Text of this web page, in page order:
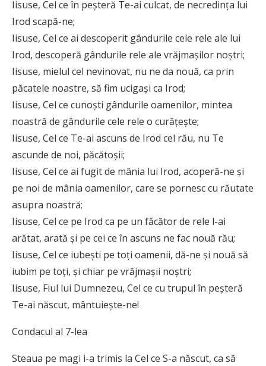
Iisuse, Cel ce în peşteră Te-ai culcat, de necredinţa lui
Irod scapă-ne;
Iisuse, Cel ce ai descoperit gândurile cele rele ale lui
Irod, descoperă gândurile rele ale vrăjmaşilor noştri;
Iisuse, mielul cel nevinovat, nu ne da nouă, ca prin
păcatele noastre, să fim ucigaşi ca Irod;
Iisuse, Cel ce cunoşti gândurile oamenilor, mintea
noastră de gândurile cele rele o curăţeşte;
Iisuse, Cel ce Te-ai ascuns de Irod cel rău, nu Te
ascunde de noi, păcătoşii;
Iisuse, Cel ce ai fugit de mânia lui Irod, acoperă-ne şi
pe noi de mânia oamenilor, care se pornesc cu răutate
asupra noastră;
Iisuse, Cel ce pe Irod ca pe un făcător de rele l-ai
arătat, arată şi pe cei ce în ascuns ne fac nouă rău;
Iisuse, Cel ce iubeşti pe toţi oamenii, dă-ne şi nouă să
iubim pe toţi, şi chiar pe vrăjmaşii noştri;
Iisuse, Fiul lui Dumnezeu, Cel ce cu trupul în peşteră
Te-ai născut, mântuieşte-ne!
Condacul al 7-lea
Steaua pe magi i-a trimis la Cel ce S-a născut, ca să